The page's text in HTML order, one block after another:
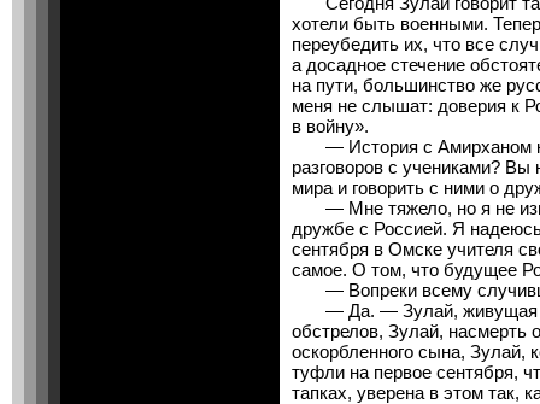
хотели быть военными.
переубедить их, что все
а досадное стечение
на пути, большинство же
меня не слышат: доверия к
в войну».
— История с Амирханом
разговоров с учениками? Вы
мира и говорить с ними о
— Мне тяжело, но я не
дружбе с Россией. Я
сентября в Омске учителя
самое. О том, что будущее
— Вопреки всему
— Да. — Зулай, живущая
обстрелов, Зулай, насмерть
оскорбленного сына, Зулай,
туфли на первое сентября,
тапках, уверена в этом так,